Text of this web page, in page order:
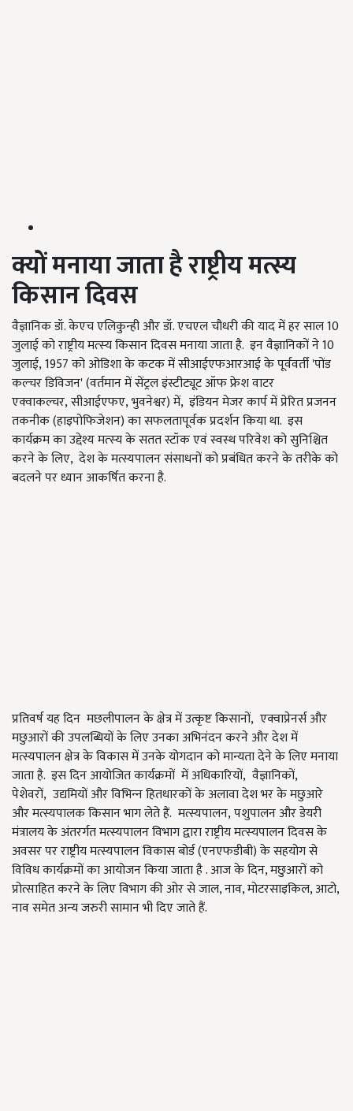
क्यों मनाया जाता है राष्ट्रीय मत्स्य
किसान दिवस
वैज्ञानिक डॉ. केएच एलिकुन्ही और डॉ. एचएल चौधरी की याद में हर साल 10
जुलाई को राष्ट्रीय मत्‍स्‍य किसान दिवस मनाया जाता है. इन वैज्ञानिकों ने 10
जुलाई, 1957 को ओडिशा के कटक में सीआईएफआरआई के पूर्ववर्ती 'पोंड
कल्‍चर डिविजन' (वर्तमान में सेंट्रल इंस्टीट्यूट ऑफ फ्रेश वाटर
एक्वाकल्चर, सीआईएफए, भुवनेश्वर) में, इंडियन मेजर कार्प में प्रेरित प्रजनन
तकनीक (हाइपोफिजेशन) का सफलतापूर्वक प्रदर्शन किया था. इस
कार्यक्रम का उद्देश्य मत्‍स्‍य के सतत स्टॉक एवं स्वस्थ परिवेश को सुनिश्चित
करने के लिए, देश के मत्स्यपालन संसाधनों को प्रबंधित करने के तरीके को
बदलने पर ध्यान आकर्षित करना है.
प्रतिवर्ष यह दिन मछलीपालन के क्षेत्र में उत्कृष्ट किसानों, एक्वाप्रेनर्स और
मछुआरों की उपलब्धियों के लिए उनका अभिनंदन करने और देश में
मत्स्यपालन क्षेत्र के विकास में उनके योगदान को मान्यता देने के लिए मनाया
जाता है. इस दिन आयोजित कार्यक्रमों में अधिकारियों, वैज्ञानिकों,
पेशेवरों, उद्यमियों और विभिन्‍न हितधारकों के अलावा देश भर के मछुआरे
और मत्स्यपालक किसान भाग लेते हैं. मत्स्यपालन, पशुपालन और डेयरी
मंत्रालय के अंतरर्गत मत्स्यपालन विभाग द्वारा राष्ट्रीय मत्‍स्‍यपालन दिवस के
अवसर पर राष्ट्रीय मत्स्यपालन विकास बोर्ड (एनएफडीबी) के सहयोग से
विविध कार्यक्रमों का आयोजन किया जाता है . आज के दिन, मछुआरों को
प्रोत्साहित करने के लिए विभाग की ओर से जाल, नाव, मोटरसाइकिल, आटो,
नाव समेत अन्य जरुरी सामान भी दिए जाते हैं.